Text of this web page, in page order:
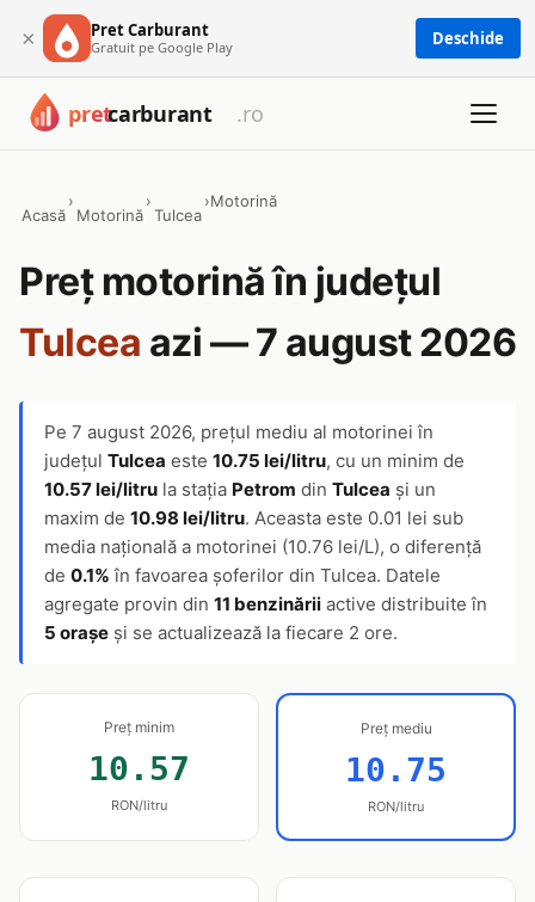
× Pret Carburant
Gratuit pe Google Play Deschide
Acasă
›
Motorină
›
Tulcea
›Motorină
Preț motorină în județul
Tulcea azi — 7 august 2026
Pe 7 august 2026, prețul mediu al motorinei în
județul Tulcea este 10.75 lei/litru, cu un minim de
10.57 lei/litru la stația Petrom din Tulcea și un
maxim de 10.98 lei/litru. Aceasta este 0.01 lei sub
media națională a motorinei (10.76 lei/L), o diferență
de 0.1% în favoarea șoferilor din Tulcea. Datele
agregate provin din 11 benzinării active distribuite în
5 orașe și se actualizează la fiecare 2 ore.
Preț minim
10.57
RON/litru
Preț mediu
10.75
RON/litru